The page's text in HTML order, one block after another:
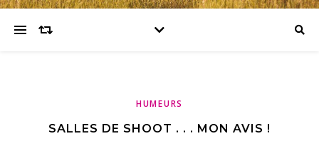
HUMEURS
SALLES DE SHOOT . . . MON AVIS !